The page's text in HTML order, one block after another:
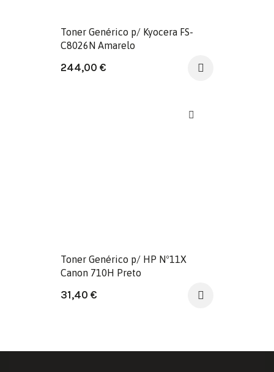
Toner Genérico p/ Kyocera FS-
C8026N Amarelo
244,00 €
Toner Genérico p/ HP Nº11X
Canon 710H Preto
31,40 €